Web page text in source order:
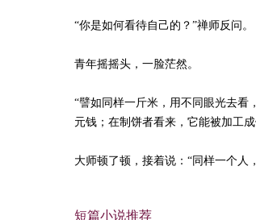
“你是如何看待自己的？”禅师反问。
青年摇摇头，一脸茫然。
“譬如同样一斤米，用不同眼光去看
元钱；在制饼者看来，它能被加工
大师顿了顿，接着说：“同样一个人
短篇小说推荐